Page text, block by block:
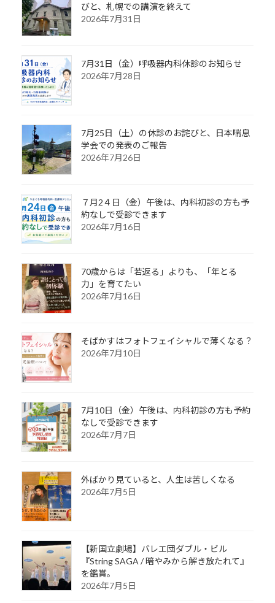
びと、札幌での講演を終えて
2026年7月31日
7月31日（金）呼吸器内科休診のお知らせ
2026年7月28日
7月25日（土）の休診のお詫びと、日本喘息
学会での発表のご報告
2026年7月26日
７月2４日（金）午後は、内科初診の方も予
約なしで受診できます
2026年7月16日
70歳からは「若返る」よりも、「年とる
力」を育てたい
2026年7月16日
そばかすはフォトフェイシャルで薄くなる？
2026年7月10日
7月10日（金）午後は、内科初診の方も予約
なしで受診できます
2026年7月7日
外ばかり見ていると、人生は苦しくなる
2026年7月5日
【新国立劇場】バレエ団ダブル・ビル
『String SAGA / 暗やみから解き放たれて』
を鑑賞。
2026年7月5日